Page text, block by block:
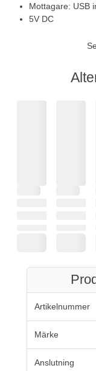
Mottagare: USB
5V DC
Artikelnummer
Märke
Anslutning